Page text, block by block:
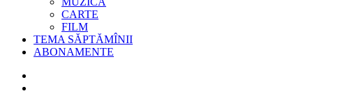
CARTE
FILM
TEMA SĂPTĂMÎNII
ABONAMENTE